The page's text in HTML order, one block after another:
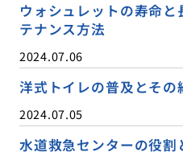
ウォシュレットの寿命
テナンス方法
2024.07.06
洋式トイレの普及とその
2024.07.05
水道救急センターの役割